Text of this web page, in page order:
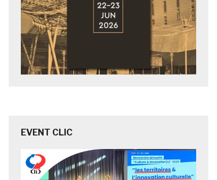
EVENT CLIC